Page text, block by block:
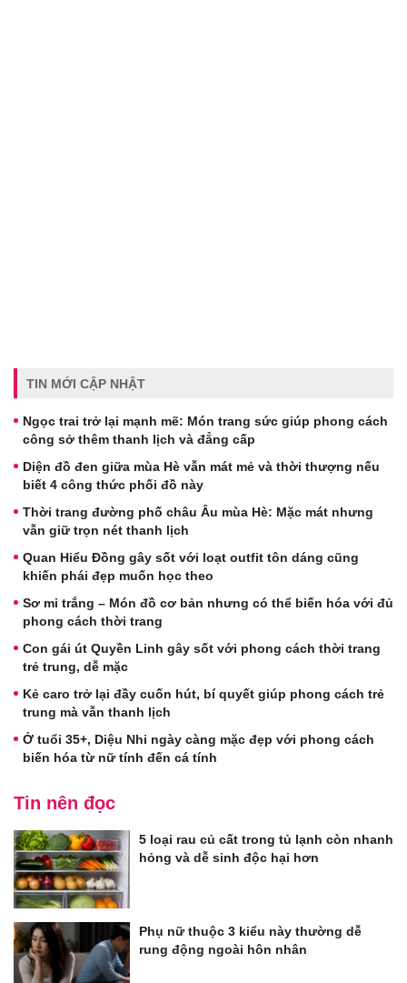
TIN MỚI CẬP NHẬT
Ngọc trai trở lại mạnh mẽ: Món trang sức giúp phong cách
công sở thêm thanh lịch và đẳng cấp
Diện đồ đen giữa mùa Hè vẫn mát mẻ và thời thượng nếu
biết 4 công thức phối đồ này
Thời trang đường phố châu Âu mùa Hè: Mặc mát nhưng
vẫn giữ trọn nét thanh lịch
Quan Hiểu Đồng gây sốt với loạt outfit tôn dáng cũng
khiến phái đẹp muốn học theo
Sơ mi trắng – Món đồ cơ bản nhưng có thể biến hóa với đủ
phong cách thời trang
Con gái út Quyền Linh gây sốt với phong cách thời trang
trẻ trung, dễ mặc
Kẻ caro trở lại đầy cuốn hút, bí quyết giúp phong cách trẻ
trung mà vẫn thanh lịch
Ở tuổi 35+, Diệu Nhi ngày càng mặc đẹp với phong cách
biến hóa từ nữ tính đến cá tính
Tin nên đọc
5 loại rau củ cất trong tủ lạnh còn nhanh
hỏng và dễ sinh độc hại hơn
Phụ nữ thuộc 3 kiểu này thường dễ
rung động ngoài hôn nhân